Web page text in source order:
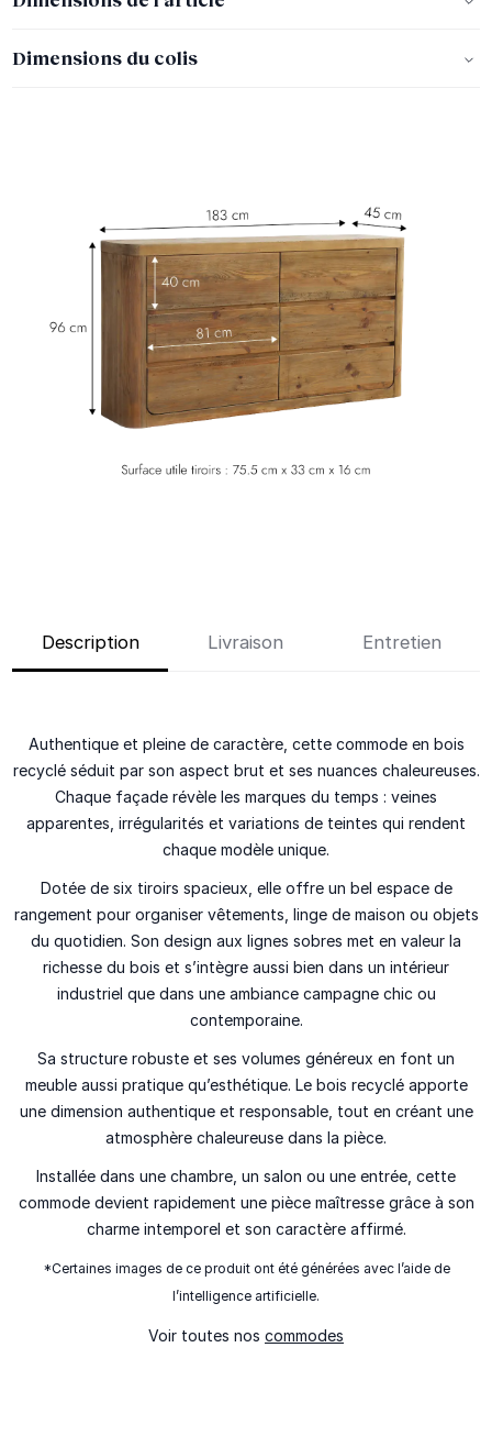
Dimensions du colis
Description Livraison Entretien
Authentique et pleine de caractère, cette commode en bois
recyclé séduit par son aspect brut et ses nuances chaleureuses.
Chaque façade révèle les marques du temps : veines
apparentes, irrégularités et variations de teintes qui rendent
chaque modèle unique.
Dotée de six tiroirs spacieux, elle offre un bel espace de
rangement pour organiser vêtements, linge de maison ou objets
du quotidien. Son design aux lignes sobres met en valeur la
richesse du bois et s’intègre aussi bien dans un intérieur
industriel que dans une ambiance campagne chic ou
contemporaine.
Sa structure robuste et ses volumes généreux en font un
meuble aussi pratique qu’esthétique. Le bois recyclé apporte
une dimension authentique et responsable, tout en créant une
atmosphère chaleureuse dans la pièce.
Installée dans une chambre, un salon ou une entrée, cette
commode devient rapidement une pièce maîtresse grâce à son
charme intemporel et son caractère affirmé.
*Certaines images de ce produit ont été générées avec l’aide de
l’intelligence artificielle.
Voir toutes nos commodes